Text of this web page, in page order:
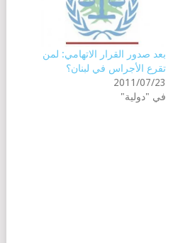
بعد صدور القرار الاتهامي: لمن
تقرع الأجراس في لبنان؟
2011/07/23
في "دولية"